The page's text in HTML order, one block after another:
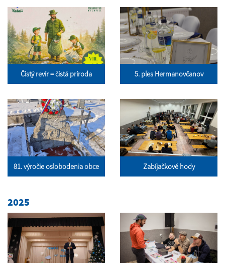
Čistý revír = čistá príroda 5. ples Hermanovčanov
81. výročie oslobodenia obce Zabíjačkové hody
2025